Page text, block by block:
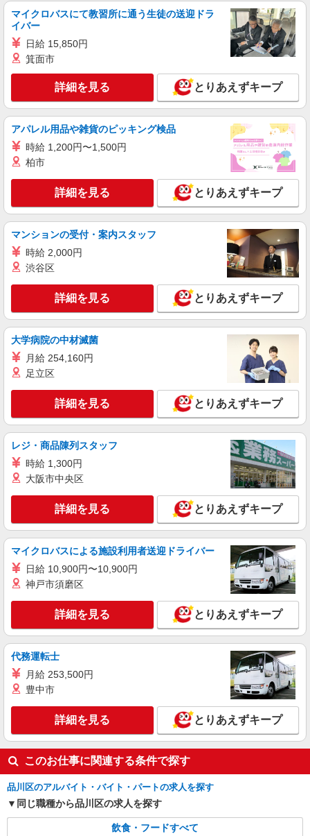
川区西品川1丁目1番1号 住友不動産ビル9階 食
キープ 詳細を見る
アルバイト パート
コンパスグループ・ジャパン株式会社 39252_p
NEW
調理員【アルバイト・パート】
時給1,500円以上 試用期間中 時給1,500円以上
(試用期間2ヶ月) 残業が発生した場合、残業代を1
分単位で別途支給します。
メディカルホームまどか西大井 （東京都品川
区西大井5丁目23-13 まどか西大井内）
キープ 詳細を見る
パート
コンパスグループ・ジャパン株式会社 39565_p
NEW
調理員【アルバイト・パート】
(試用期間2ヶ月) 残業が発生した場合、残業代を1
分単位で別途支給します。
有料老人ホーム チャームプレミアグラン御殿
山弐番館 （東京都品川区北品川6丁目6-38）
詳細を見る
アルバイト
コンパスグループ・ジャパン株式会社 21706_p
NEW
調理員【アルバイト・パート】
時給1,700円以上 試用期間中 時給1,700円以上
(試用期間2ヶ月) 残業が発生した場合、残業代を1
分単位で別途支給します。
セガサミーホールディングス本社 （東京都品
川区西品川1丁目1番1号 住友不動産ビル9階 食
キープ 詳細を見る
正社員
コンパスグループ・ジャパン株式会社 39565_f
NEW
代を1分単位で別途支給します。 ▼理論年収（基
本給12ヵ月＋賞与） 4,200,000〜5,320,000円 ▼
想定年収（理論年収＋残業20H/月）
4,723,256〜5,982,791円 ※給与は経験や前職給与
有料老人ホーム チャームプレミアグラン御殿
山弐番館 （東京都品川区北品川6丁目6-38）
詳細を見る
アルバイト
コンパスグループ・ジャパン株式会社 21634_p
NEW
調理補助【アルバイト・パート】
時給1,340円以上 試用期間中 時給1,340円以上
(試用期間2ヶ月) 残業が発生した場合、残業代を1
分単位で別途支給します。
ＪＲ目黒ＭＡＲＣビル （東京都品川区西五反
田3丁目5番8号）
キープ
マイクロバスにて教習所に通う生徒の送迎ドラ
イバー
日給 15,850円
箕面市
詳細を見る とりあえずキープ
アパレル用品や雑貨のピッキング検品
時給 1,200円〜1,500円
柏市
詳細を見る とりあえずキープ
マンションの受付・案内スタッフ
時給 2,000円
渋谷区
詳細を見る とりあえずキープ
大学病院の中材滅菌
月給 254,160円
足立区
詳細を見る とりあえずキープ
レジ・商品陳列スタッフ
時給 1,300円
大阪市中央区
詳細を見る とりあえずキープ
マイクロバスによる施設利用者送迎ドライバー
日給 10,900円〜10,900円
神戸市須磨区
詳細を見る とりあえずキープ
代務運転士
月給 253,500円
豊中市
詳細を見る とりあえずキープ
このお仕事に関連する条件で探す
品川区のアルバイト・バイト・パートの求人を探す
同じ職種から品川区の求人を探す
飲食・フードすべて